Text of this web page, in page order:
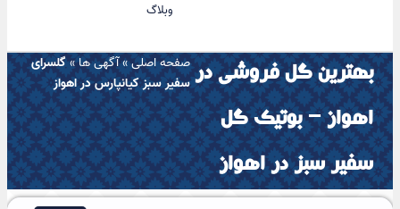
وبلاگ
بهترین گل فروشی در
اهواز – بوتیک گل
سفیر سبز در اهواز
صفحه اصلی»آگهی ها»گلسرای
سفیر سبز کیانپارس در اهواز